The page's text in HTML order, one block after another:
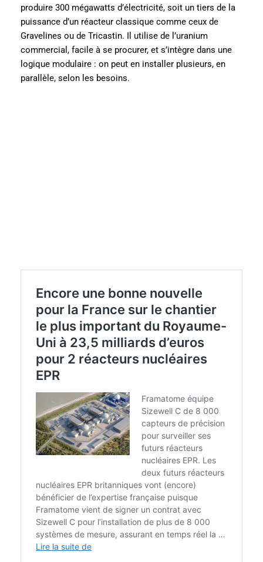
produire 300 mégawatts d’électricité, soit un tiers de la
puissance d’un réacteur classique comme ceux de
Gravelines ou de Tricastin. Il utilise de l’uranium
commercial, facile à se procurer, et s’intègre dans une
logique modulaire : on peut en installer plusieurs, en
parallèle, selon les besoins.